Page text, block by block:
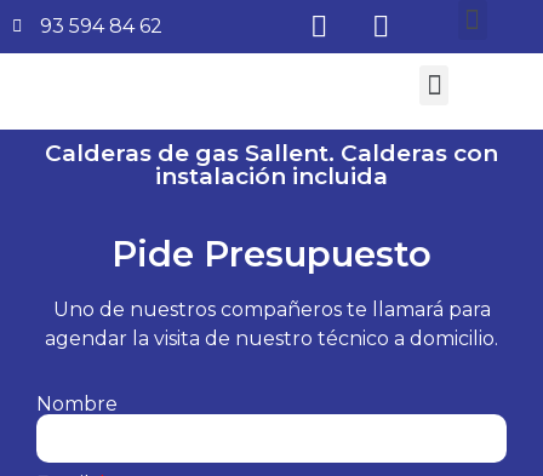
93 594 84 62
Calderas de gas Sallent. Calderas con
instalación incluida
Pide Presupuesto
Uno de nuestros compañeros te llamará para
agendar la visita de nuestro técnico a domicilio.
Nombre